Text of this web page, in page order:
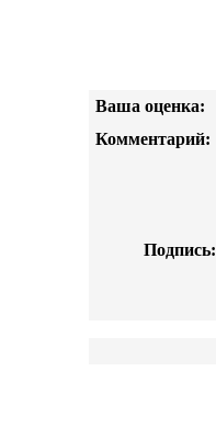
Ваша оценка:
Комментарий:
Подпись: